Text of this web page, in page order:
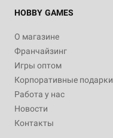
HOBBY GAMES
О магазине
Франчайзинг
Игры оптом
Корпоративные подарки
Работа у нас
Новости
Контакты